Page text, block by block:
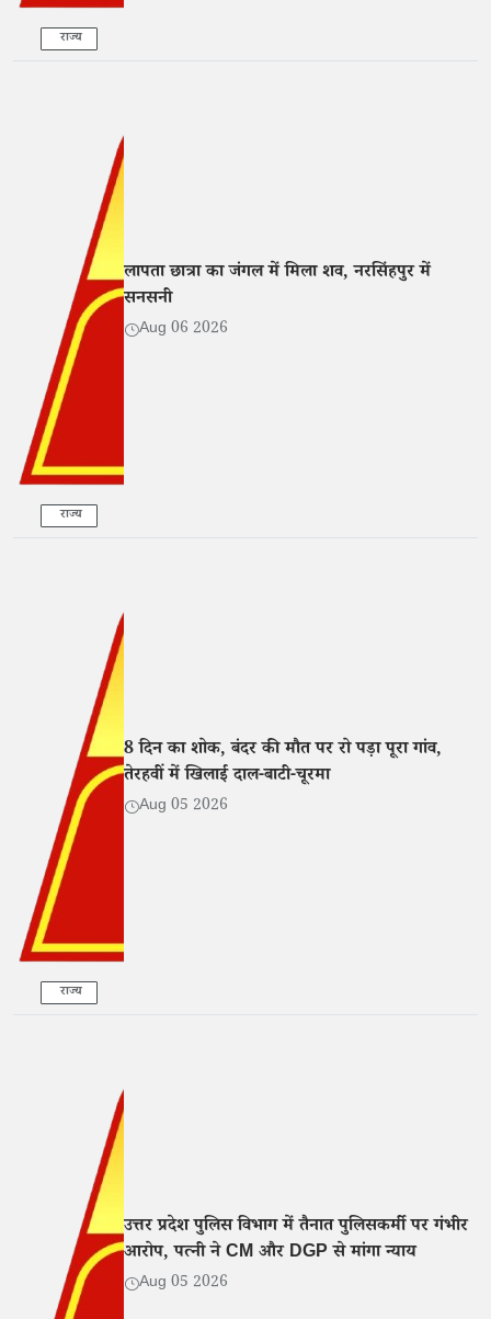
राज्य
राज्य
लापता छात्रा का जंगल में मिला शव, नरसिंहपुर में
सनसनी
Aug 06 2026
राज्य
8 दिन का शोक, बंदर की मौत पर रो पड़ा पूरा गांव,
तेरहवीं में खिलाई दाल-बाटी-चूरमा
Aug 05 2026
उत्तर प्रदेश पुलिस विभाग में तैनात पुलिसकर्मी पर गंभीर
आरोप, पत्नी ने CM और DGP से मांगा न्याय
Aug 05 2026